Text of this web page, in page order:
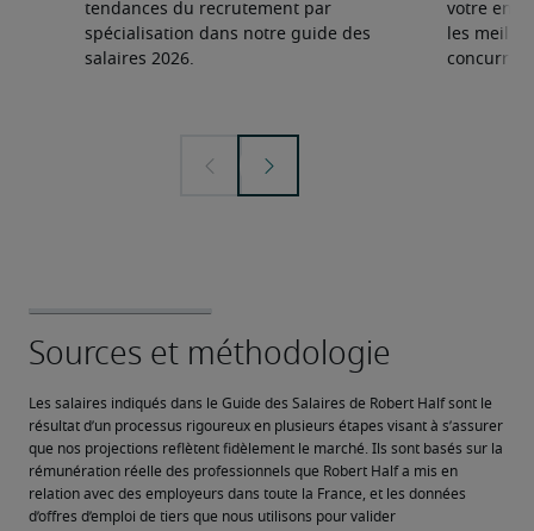
tendances du recrutement par
spécialisation dans notre guide des
salaires 2026.
votre
les
Les salaires indiqués dans le Guide des Salaires de Robert Half sont le
résultat d’un processus rigoureux en plusieurs étapes visant à s’assurer
que nos projections reflètent fidèlement le marché. Ils sont basés sur la
rémunération réelle des professionnels que Robert Half a mis en
relation avec des employeurs dans toute la France, et les données
d’offres d’emploi de tiers que nous utilisons pour valider